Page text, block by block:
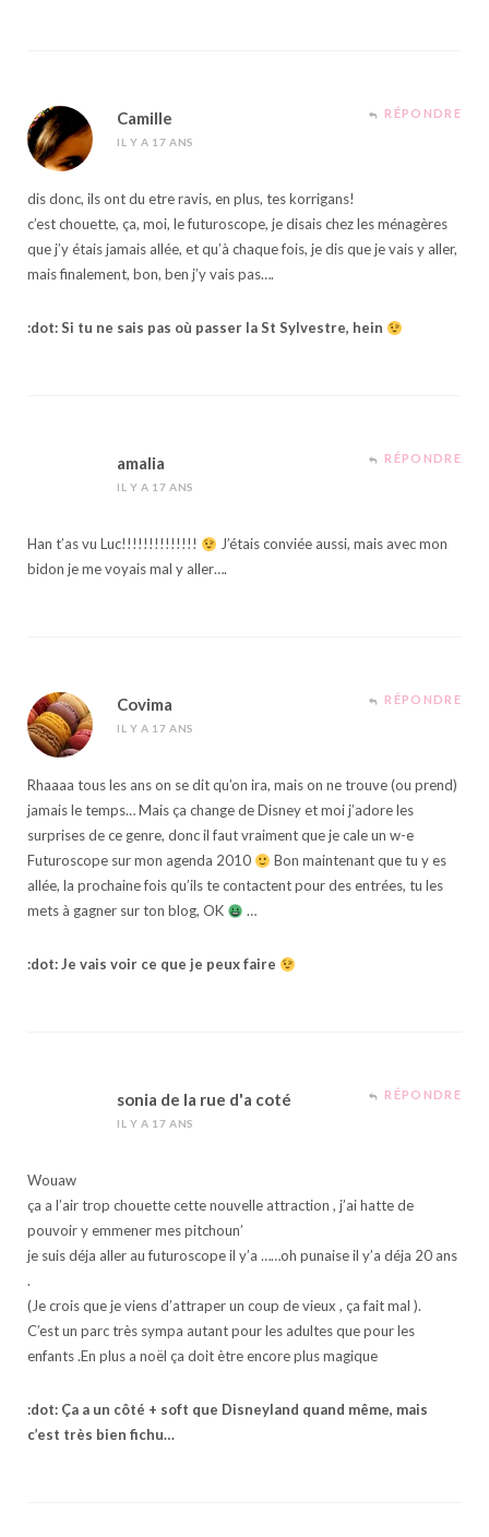
Camille
IL Y A 17 ANS
RÉPONDRE
dis donc, ils ont du etre ravis, en plus, tes korrigans!
c’est chouette, ça, moi, le futuroscope, je disais chez les ménagères
que j’y étais jamais allée, et qu’à chaque fois, je dis que je vais y aller,
mais finalement, bon, ben j’y vais pas….
:dot: Si tu ne sais pas où passer la St Sylvestre, hein
amalia
IL Y A 17 ANS
RÉPONDRE
Han t’as vu Luc!!!!!!!!!!!!!!
J’étais conviée aussi, mais avec mon
bidon je me voyais mal y aller….
Covima
IL Y A 17 ANS
RÉPONDRE
Rhaaaa tous les ans on se dit qu’on ira, mais on ne trouve (ou prend)
jamais le temps… Mais ça change de Disney et moi j’adore les
surprises de ce genre, donc il faut vraiment que je cale un w-e
Futuroscope sur mon agenda 2010
Bon maintenant que tu y es
allée, la prochaine fois qu’ils te contactent pour des entrées, tu les
mets à gagner sur ton blog, OK
…
:dot: Je vais voir ce que je peux faire
sonia de la rue d'a coté
IL Y A 17 ANS
RÉPONDRE
Wouaw
ça a l’air trop chouette cette nouvelle attraction , j’ai hatte de
pouvoir y emmener mes pitchoun’
je suis déja aller au futuroscope il y’a ……oh punaise il y’a déja 20 ans
.
(Je crois que je viens d’attraper un coup de vieux , ça fait mal ).
C’est un parc très sympa autant pour les adultes que pour les
enfants .En plus a noël ça doit ètre encore plus magique
:dot: Ça a un côté + soft que Disneyland quand même, mais
c’est très bien fichu…